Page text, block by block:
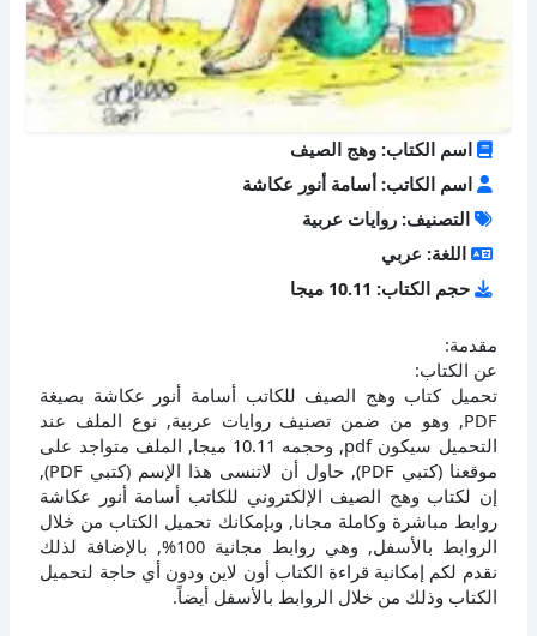
اسم الكتاب: وهج الصيف
اسم الكاتب: أسامة أنور عكاشة
التصنيف: روايات عربية
اللغة: عربي
حجم الكتاب: 10.11 ميجا
مقدمة:
عن الكتاب:
تحميل كتاب وهج الصيف للكاتب أسامة أنور عكاشة بصيغة
PDF, وهو من ضمن تصنيف روايات عربية, نوع الملف عند
التحميل سيكون pdf, وحجمه 10.11 ميجا, الملف متواجد على
موقعنا (كتبي PDF), حاول أن لاتنسى هذا الإسم (كتبي PDF),
إن لكتاب وهج الصيف الإلكتروني للكاتب أسامة أنور عكاشة
روابط مباشرة وكاملة مجانا, وبإمكانك تحميل الكتاب من خلال
الروابط بالأسفل, وهي روابط مجانية 100%, بالإضافة لذلك
نقدم لكم إمكانية قراءة الكتاب أون لاين ودون أي حاجة لتحميل
الكتاب وذلك من خلال الروابط بالأسفل أيضاً.